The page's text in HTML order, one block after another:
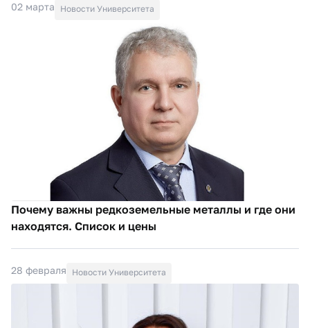
02 марта Новости Университета
Почему важны редкоземельные металлы и где они
находятся. Список и цены
28 февраля Новости Университета